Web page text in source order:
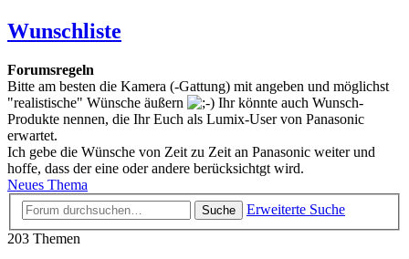
Wunschliste
Forumsregeln
Bitte am besten die Kamera (-Gattung) mit angeben und möglichst
"realistische" Wünsche äußern
Ihr könnte auch Wunsch-
Produkte nennen, die Ihr Euch als Lumix-User von Panasonic
erwartet.
Ich gebe die Wünsche von Zeit zu Zeit an Panasonic weiter und
hoffe, dass der eine oder andere berücksichtgt wird.
Neues Thema
Suche
Erweiterte Suche
203 Themen